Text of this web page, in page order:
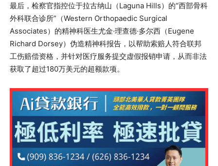
最后，检察官指控位于拉古纳山（Laguna Hills）的“西部骨科
外科联合诊所”（Western Orthopaedic Surgical
Associates）的精神科医生尤金·理查德·多尔西（Eugene
Richard Dorsey）伪造精神科报告，以帮助索赔人符合联邦
工伤赔偿资格，并针对医疗服务提交虚假报销申请，从而非法
获取了超过180万美元的超额款项。